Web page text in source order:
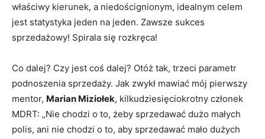
właściwy kierunek, a niedoścignionym, idealnym celem
jest statystyka jeden na jeden. Zawsze sukces
sprzedażowy! Spirala się rozkręca!
Co dalej? Czy jest coś dalej? Otóż tak, trzeci parametr
podnoszenia sprzedaży. Jak zwykł mawiać mój pierwszy
mentor, Marian Miziołek, kilkudziesięciokrotny członek
MDRT: „Nie chodzi o to, żeby sprzedawać dużo małych
polis, ani nie chodzi o to, aby sprzedawać mało dużych